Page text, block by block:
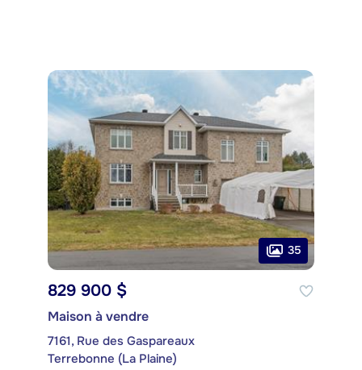
35
829 900 $
Maison à vendre
7161, Rue des Gaspareaux
Terrebonne (La Plaine)